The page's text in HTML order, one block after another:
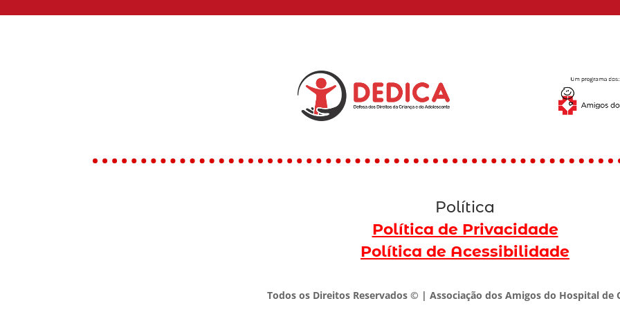
Política
Política de Privacidade
Política de Acessibilidade
Todos os Direitos Reservados © | Associação dos Amigos do Hospital de